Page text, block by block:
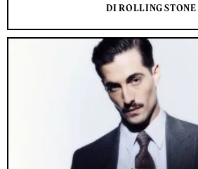
DI ROLLING